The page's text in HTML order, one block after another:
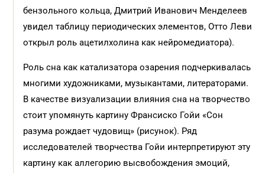
бензольного кольца, Дмитрий Иванович Менделеев
увидел таблицу периодических элементов, Отто Леви
открыл роль ацетилхолина как нейромедиатора).
Роль сна как катализатора озарения подчеркивалась
многими художниками, музыкантами, литераторами.
В качестве визуализации влияния сна на творчество
стоит упомянуть картину Франсиско Гойи «Сон
разума рождает чудовищ» (рисунок). Ряд
исследователей творчества Гойи интерпретируют эту
картину как аллегорию высвобождения эмоций,